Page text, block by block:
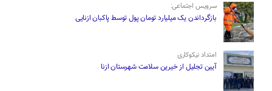
سرویس اجتماعی:
بازگرداندن یک میلیارد تومان پول توسط پاکبان ازنایی
امتداد نیکوکاری
آیین تجلیل از خیرین سلامت شهرستان ازنا